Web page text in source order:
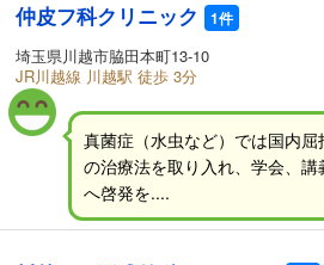
仲皮フ科クリニック 1件
埼玉県川越市脇田本町13-10
JR川越線 川越駅 徒歩 3分
真菌症（水虫など）では国内
の治療法を取り入れ、学会、
へ啓発を....